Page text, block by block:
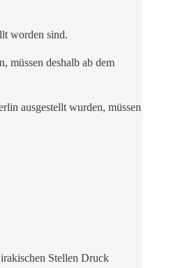
worden sind.
müssen deshalb ab dem
ausgestellt wurden, müssen
Stellen Druck